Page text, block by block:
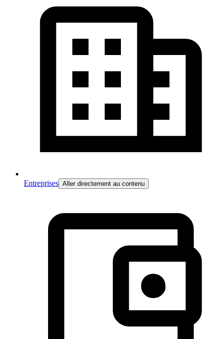
Entreprises Aller directement au contenu